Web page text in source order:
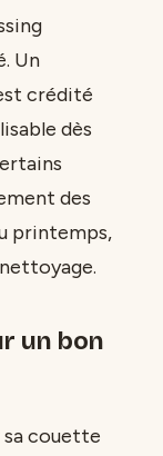
Un
crédité
dès
des
printemps,
un bon
sa couette